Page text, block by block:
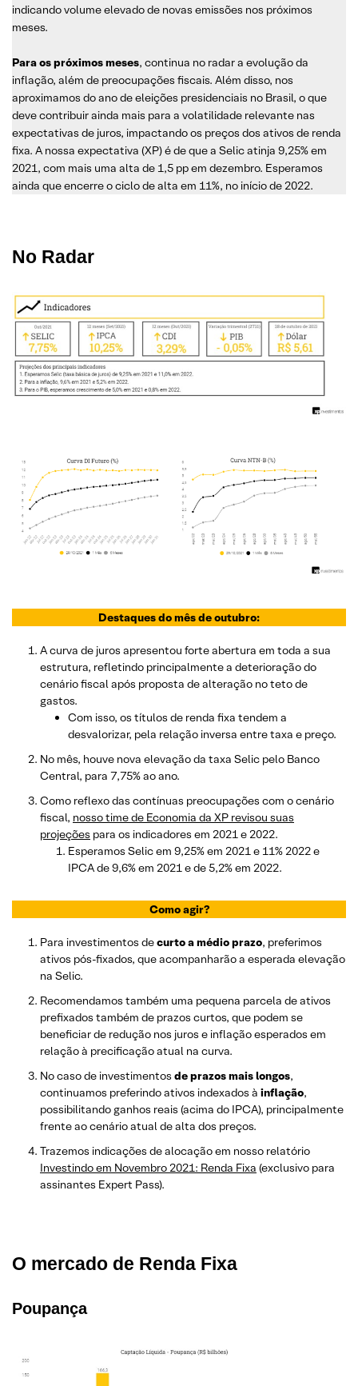
indicando volume elevado de novas emissões nos próximos
meses.
Para os próximos meses, continua no radar a evolução da
inflação, além de preocupações fiscais. Além disso, nos
aproximamos do ano de eleições presidenciais no Brasil, o que
deve contribuir ainda mais para a volatilidade relevante nas
expectativas de juros, impactando os preços dos ativos de renda
fixa. A nossa expectativa (XP) é de que a Selic atinja 9,25% em
2021, com mais uma alta de 1,5 pp em dezembro. Esperamos
ainda que encerre o ciclo de alta em 11%, no início de 2022.
No Radar
Destaques do mês de outubro:
A curva de juros apresentou forte abertura em toda a sua
estrutura, refletindo principalmente a deterioração do
cenário fiscal após proposta de alteração no teto de
gastos.
Com isso, os títulos de renda fixa tendem a
desvalorizar, pela relação inversa entre taxa e preço.
No mês, houve nova elevação da taxa Selic pelo Banco
Central, para 7,75% ao ano.
Como reflexo das contínuas preocupações com o cenário
fiscal, nosso time de Economia da XP revisou suas
projeções para os indicadores em 2021 e 2022.
Esperamos Selic em 9,25% em 2021 e 11% 2022 e
IPCA de 9,6% em 2021 e de 5,2% em 2022.
Como agir?
Para investimentos decurto a médio prazo, preferimos
ativos pós-fixados, que acompanharão a esperada elevação
na Selic.
Recomendamos também uma pequena parcela de ativos
prefixados também de prazos curtos, que podem se
beneficiar de redução nos juros e inflação esperados em
relação à precificação atual na curva.
No caso de investimentos de prazos mais longos,
continuamos preferindo ativos indexados à inflação,
possibilitando ganhos reais (acima do IPCA), principalmente
frente ao cenário atual de alta dos preços.
Trazemos indicações de alocação em nosso relatório
Investindo em Novembro 2021: Renda Fixa (exclusivo para
assinantes Expert Pass).
O mercado de Renda Fixa
Poupança